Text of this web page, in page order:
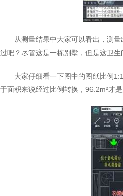
从测量结果中大家可以看出，测
过吧？尽管这是一栋别墅，但是这卫
大家仔细看一下图中的图纸比例
于面积来说经过比例转换，96.2m²才